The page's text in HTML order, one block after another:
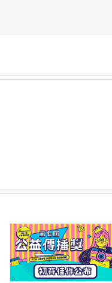
第六屆公益傳播獎
禮暨午宴圓滿